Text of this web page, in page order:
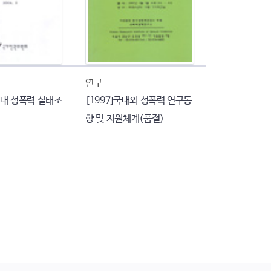
성폭력 실태조
연구
[1997]국내외 성폭력 연구동
향 및 지원체계(품절)